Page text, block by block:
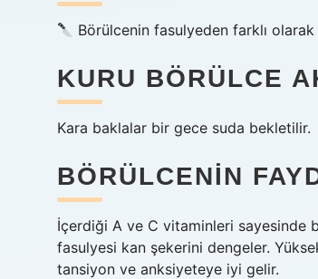
Börülcenin fasulyeden farklı
KURU BÖRÜLCE
Kara baklalar bir gece suda bekletilir.
BÖRÜLCENIN
İçerdiği A ve C vitaminleri sayesinde
fasulyesi kan şekerini dengeler.
tansiyon ve anksiyeteye iyi gelir.